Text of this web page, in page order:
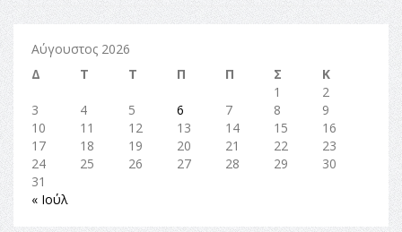
Αύγουστος 2026
Δ
Τ Τ Π Π Σ
Κ
1
2
3
4 5 6 7 8
9
10
11 12 13 14 15
16
17
18 19 20 21 22
23
24
25 26 27 28 29
30
31
« Ιούλ